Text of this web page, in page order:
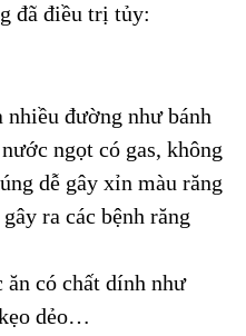
đã điều trị tủy:
nhiều đường như bánh
ngọt có gas, không
dễ gây xỉn màu răng
ra các bệnh răng
ăn có chất dính như
dẻo…